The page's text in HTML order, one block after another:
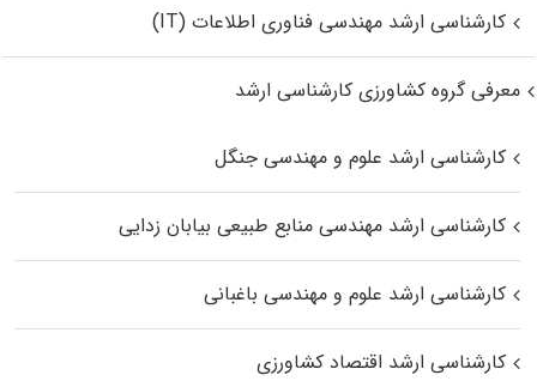
کارشناسی ارشد مهندسی فناوری اطلاعات (IT)
معرفی گروه کشاورزی کارشناسی ارشد
کارشناسی ارشد علوم و مهندسی جنگل
کارشناسی ارشد مهندسی منابع طبیعی بیابان زدایی
کارشناسی ارشد علوم و مهندسی باغبانی
کارشناسی ارشد اقتصاد کشاورزی